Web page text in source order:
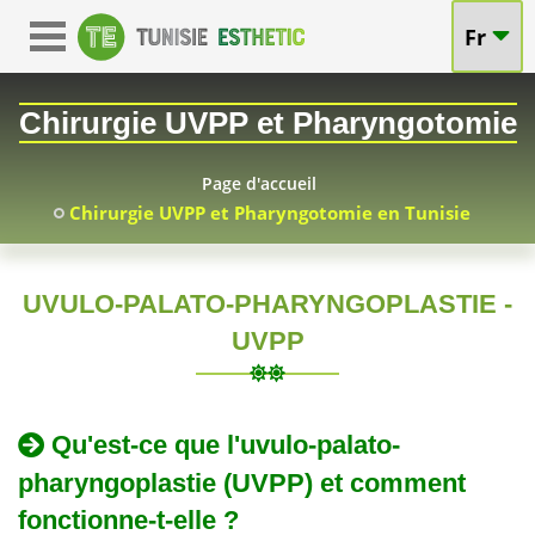
Fr
Chirurgie UVPP et Pharyngotomie
Page d'accueil
Chirurgie UVPP et Pharyngotomie en Tunisie
et
Pharyngotomie
UVULO-PALATO-PHARYNGOPLASTIE -
UVPP
05-
07
UVPP
et
Pharyngotomie
Qu'est-ce que l'uvulo-palato-
pharyngoplastie (UVPP) et comment
fonctionne-t-elle ?